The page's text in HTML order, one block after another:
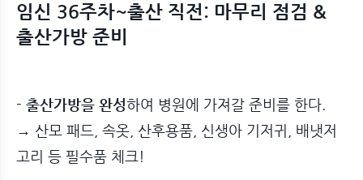
임신 36주차~출산 직전: 마무리 점검 &
출산가방 준비
- 출산가방을 완성하여 병원에 가져갈 준비를 한다.
→ 산모 패드, 속옷, 산후용품, 신생아 기저귀, 배냇저
고리 등 필수품 체크!